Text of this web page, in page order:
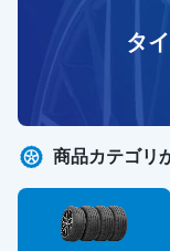
タ
商品カテゴリ